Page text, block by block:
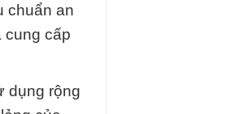
chuẩn an
cung cấp
dụng rộng